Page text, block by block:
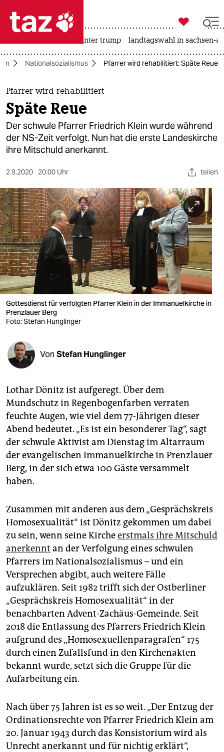
 taz zahl ich
taz zahl ich
themen
politik
öko
sport
berlin
nord
wahrheit
verlag
verlag
shop
fragen & hilfe
unterstützen
abo
genossenschaft
epaper login

taz zahl ich
usa unter trump landtagswahl in sachsen-
Nationalsozialismus Pfarrer wird rehabilitiert: Späte Reue
Pfarrer wird rehabilitiert
Späte Reue
Der schwule Pfarrer Friedrich Klein wurde während
der NS-Zeit verfolgt. Nun hat die erste Landeskirche
ihre Mitschuld anerkannt.
2.9.2020 20:00 Uhr teilen
Gottesdienst für verfolgten Pfarrer Klein in der Immanuelkirche in
Prenzlauer Berg
Foto: Stefan Hunglinger
Von Stefan Hunglinger
Lothar Dönitz ist aufgeregt. Über dem
Mundschutz in Regenbogenfarben verraten
feuchte Augen, wie viel dem 77-Jährigen dieser
Abend bedeutet. „Es ist ein besonderer Tag“, sagt
der schwule Aktivist am Dienstag im Altarraum
der evangelischen Immanuelkirche in Prenzlauer
Berg, in der sich etwa 100 Gäste versammelt
haben.
Zusammen mit anderen aus dem „Gesprächskreis
Homosexualität“ ist Dönitz gekommen um dabei
zu sein, wenn seine Kircheerstmals ihre Mitschuld
anerkennt an der Verfolgung eines schwulen
Pfarrers im Nationalsozialismus – und ein
Versprechen abgibt, auch weitere Fälle
aufzuklären. Seit 1982 trifft sich der Ostberliner
„Gesprächskreis Homosexualität“ in der
benachbarten Advent-Zachäus-Gemeinde. Seit
2018 die Entlassung des Pfarrers Friedrich Klein
aufgrund des „Homosexuellenparagrafen“ 175
durch einen Zufallsfund in den Kirchenakten
bekannt wurde, setzt sich die Gruppe für die
Aufarbeitung ein.
Nach über 75 Jahren ist es so weit. „Der Entzug der
Ordinationsrechte von Pfarrer Friedrich Klein am
20. Januar 1943 durch das Konsistorium wird als
Unrecht anerkannt und für nichtig erklärt“,